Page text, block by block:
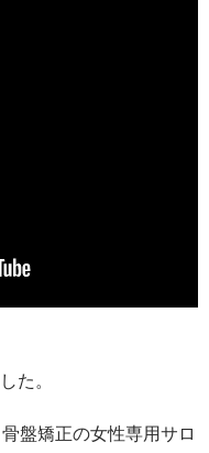
た。
盤矯正の女性専用サロ